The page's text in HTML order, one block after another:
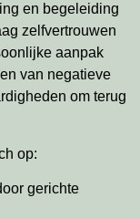
en begeleiding
zelfvertrouwen
aanpak
van negatieve
om terug
op:
gerichte